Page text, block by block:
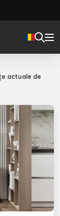
actuale de